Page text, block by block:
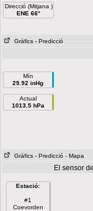
Direcció (Mitjana )
ENE 66°
Gràfics - Predicció
Mín
29.92 inHg
Actual
1013.5 hPa
Gràfics - Predicció - Mapa
El sensor
Estació:
#1
Coevorden